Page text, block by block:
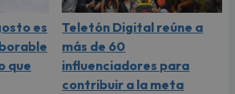
es
que
Teletón Digital reúne a
más de 60
influenciadores para
contribuir a la meta